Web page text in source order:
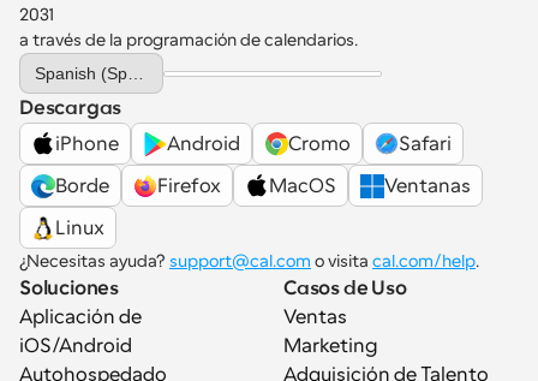
2031
a través de la programación de calendarios.
Select Language
Descargas
iPhone
Android Cromo
Safari
Borde
Firefox MacOS
Ventanas
Linux
¿Necesitas ayuda? support@cal.com o visita cal.com/help.
Soluciones
Aplicación de
iOS/Android
Autohospedado
Casos de Uso
Ventas
Marketing
Adquisición de Talento